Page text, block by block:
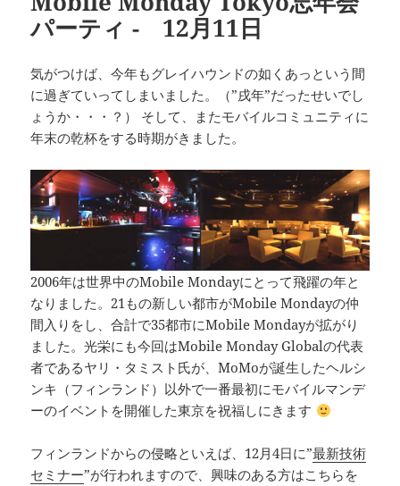
パーティ - 12月11日
気がつけば、今年もグレイハウンドの如くあっという間
に過ぎていってしまいました。（”戌年”だったせいでし
ょうか・・・？） そして、またモバイルコミュニティに
年末の乾杯をする時期がきました。
2006年は世界中のMobile Mondayにとって飛躍の年と
なりました。21もの新しい都市がMobile Mondayの仲
間入りをし、合計で35都市にMobile Mondayが拡がり
ました。光栄にも今回はMobile Monday Globalの代表
者であるヤリ・タミスト氏が、MoMoが誕生したヘルシ
ンキ（フィンランド）以外で一番最初にモバイルマンデ
ーのイベントを開催した東京を祝福しにきます
フィンランドからの侵略といえば、12月4日に”最新技術
セミナー”が行われますので、興味のある方はこちらを